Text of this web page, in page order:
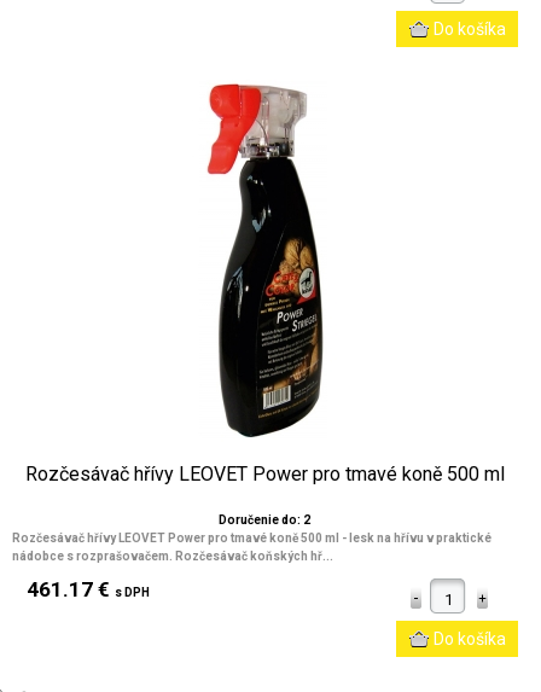
Rozčesávač hřívy LEOVET Power pro tmavé koně 500 ml
Doručenie do: 2
Rozčesávač hřívy LEOVET Power pro tmavé koně 500 ml - lesk na hřívu v praktické
nádobce s rozprašovačem. Rozčesávač koňských hř...
461.17 € s DPH